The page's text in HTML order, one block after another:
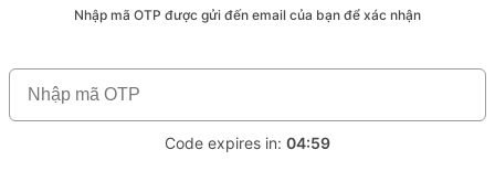
Nhập mã OTP được gửi đến email của bạn để xác nhận
Code expires in: 04:59